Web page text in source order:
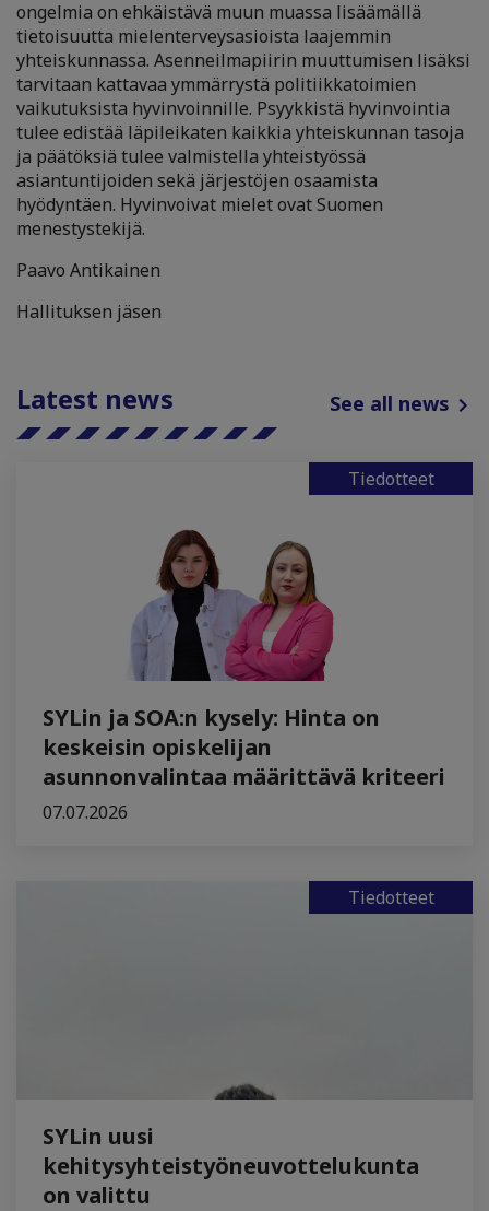
ongelmia on ehkäistävä muun muassa lisäämällä
tietoisuutta mielenterveysasioista laajemmin
yhteiskunnassa. Asenneilmapiirin muuttumisen lisäksi
tarvitaan kattavaa ymmärrystä politiikkatoimien
vaikutuksista hyvinvoinnille. Psyykkistä hyvinvointia
tulee edistää läpileikaten kaikkia yhteiskunnan tasoja
ja päätöksiä tulee valmistella yhteistyössä
asiantuntijoiden sekä järjestöjen osaamista
hyödyntäen. Hyvinvoivat mielet ovat Suomen
menestystekijä.
Paavo Antikainen
Hallituksen jäsen
Latest news See all news
Tiedotteet
SYLin ja SOA:n kysely: Hinta on
keskeisin opiskelijan
asunnonvalintaa määrittävä kriteeri
07.07.2026
Tiedotteet
SYLin uusi
kehitysyhteistyöneuvottelukunta
on valittu